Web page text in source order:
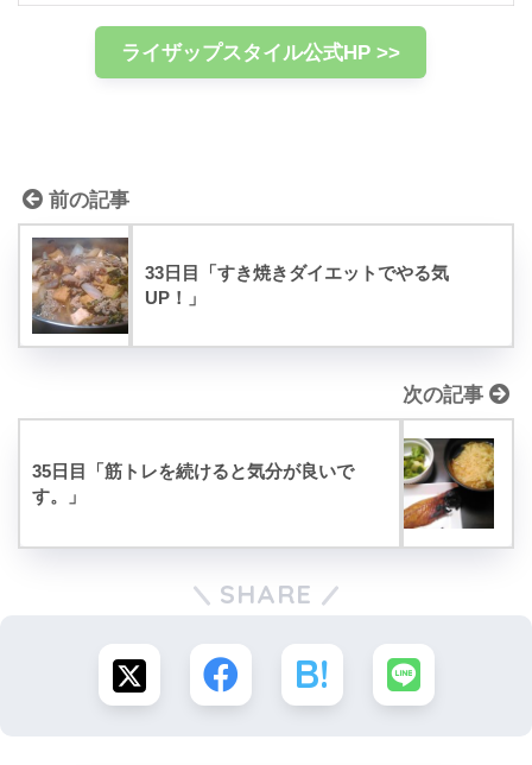
ライザップスタイル公式HP >>
前の記事
33日目「すき焼きダイエットでやる気
UP！」
次の記事
35日目「筋トレを続けると気分が良いで
す。」
SHARE